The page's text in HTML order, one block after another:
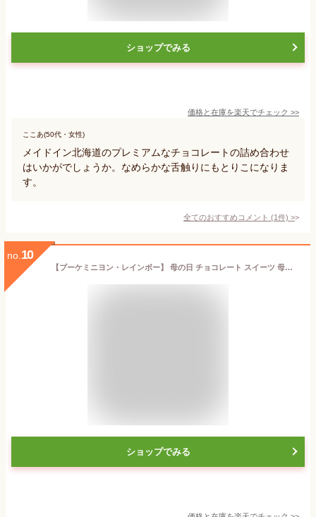
ショップでみる
価格と在庫を楽天でチェック >>
ここあ(50代・女性)
メイドイン北海道のプレミアムなチョコレートの詰め合わせ
はいかがでしょうか。なめらかな舌触りにもとりこになりま
す。
全てのおすすめコメント (1件) >
no. 10
【ブーケミニヨン・レインボー】 母の日 チョコレート スイーツ 母の日のギフト 花束チョコ 映えスイーツ インスタ映え 可愛いスイーツギフト チョコレートギフト お菓子 差し入れお菓子 ギフト おしゃれ 見た目 が 可愛い かわいい チョコ お花のお菓子 高級 お祝い 記念日
ショップでみる